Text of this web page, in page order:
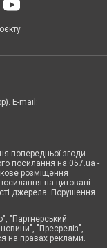
E-mail:
попередньої згоди
посилання на 057.ua -
розміщення
на цитовані
джерела. Порушення
"Партнерський
"Пресреліз",
на правах реклами.